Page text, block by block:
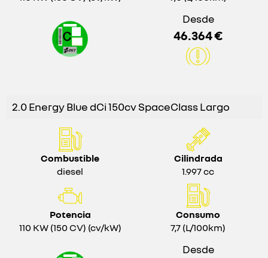
Desde
46.364 €
2.0 Energy Blue dCi 150cv SpaceClass Largo
Combustible
diesel
Cilindrada
1.997 cc
Potencia
110 KW (150 CV) (cv/kW)
Consumo
7,7 (L/100km)
Desde